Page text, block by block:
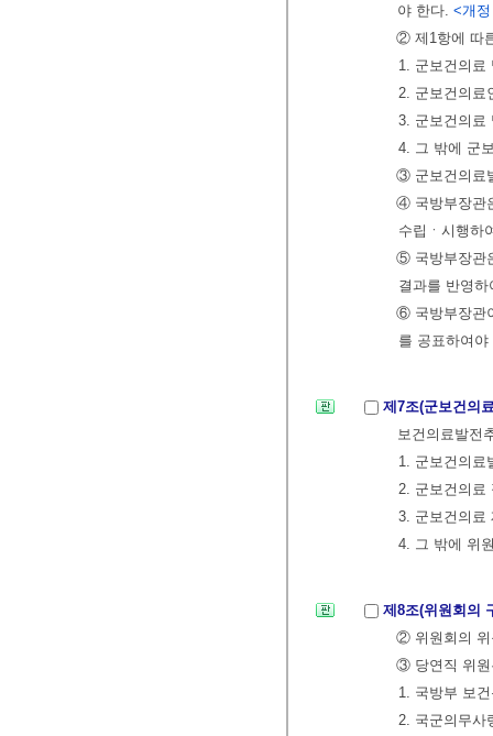
야 한다. <개
② 제1항에 따
1. 군보건의료
2. 군보건의료
3. 군보건의료
4. 그 밖에 군
③ 군보건의료
④ 국방부장관
수립ㆍ시행하
⑤ 국방부장관
결과를 반영
⑥ 국방부장관
를 공표하여
제7조(군보건의
보건의료발전
1. 군보건의료
2. 군보건의료
3. 군보건의료
4. 그 밖에 위
제8조(위원회의
② 위원회의 위
③ 당연직 위원
1. 국방부 보
2. 국군의무사